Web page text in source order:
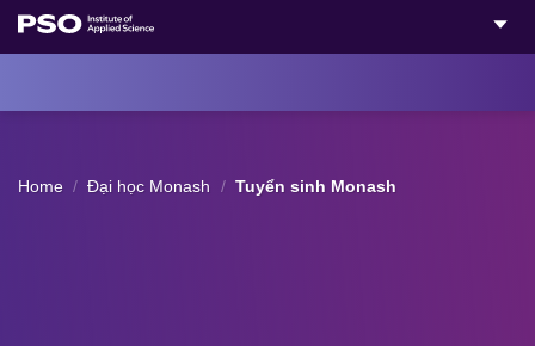
Bỏ
qua
nội
Home / Đại học Monash / Tuyển sinh Monash